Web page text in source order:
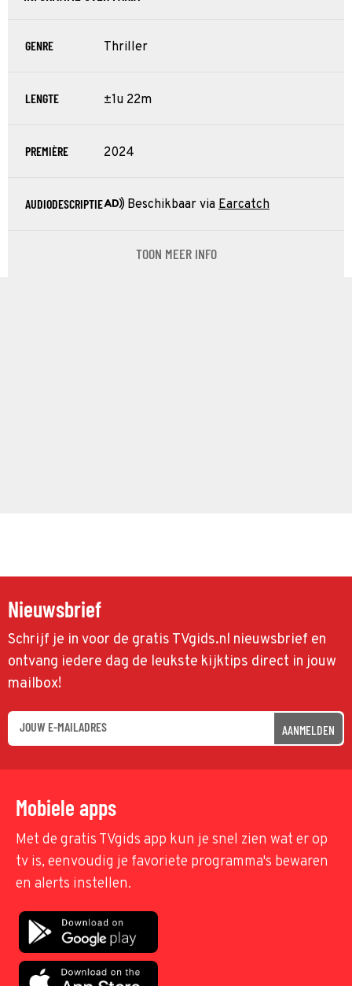
GENRE Thriller
LENGTE ±1u 22m
PREMIÈRE 2024
AUDIODESCRIPTIE Beschikbaar via Earcatch
TOON MEER INFO
Nieuwsbrief
Schrijf je in voor de gratis TVgids.nl nieuwsbrief en
ontvang iedere dag de leukste kijktips direct in jouw
mailbox!
AANMELDEN
Mobiele apps
Met de gratis TVgids app kun je snel zien wat er op
tv is, eenvoudig je favoriete programma's bewaren
en alerts instellen.